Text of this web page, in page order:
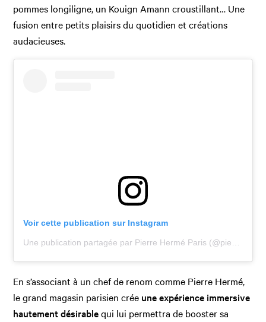
pommes longiligne, un Kouign Amann croustillant… Une
fusion entre petits plaisirs du quotidien et créations
audacieuses.
Voir cette publication sur Instagram
Une publication partagée par Pierre Hermé Paris (@pierrehermeofficial)
En s’associant à un chef de renom comme Pierre Hermé,
le grand magasin parisien crée une expérience immersive
hautement désirablequi lui permettra de booster sa